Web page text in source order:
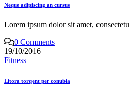
Neque adipiscing an cursus
Lorem ipsum dolor sit amet,
0 Comments
19/10/2016
Fitness
Litora torqent per conubia